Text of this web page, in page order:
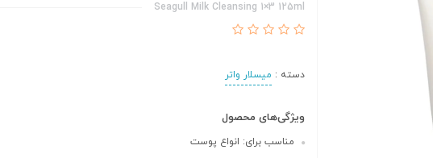
Seagull Milk Cleansing 1×3 125ml
دسته : میسلار واتر
ویژگی‌های محصول
مناسب برای: انواع پوست